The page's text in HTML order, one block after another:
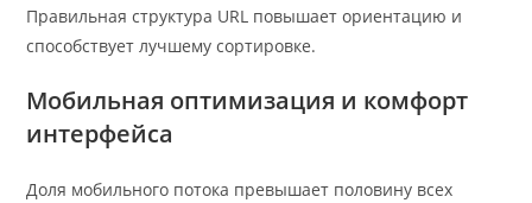
Правильная структура URL повышает ориентацию и
способствует лучшему сортировке.
Мобильная оптимизация и комфорт
интерфейса
Доля мобильного потока превышает половину всех